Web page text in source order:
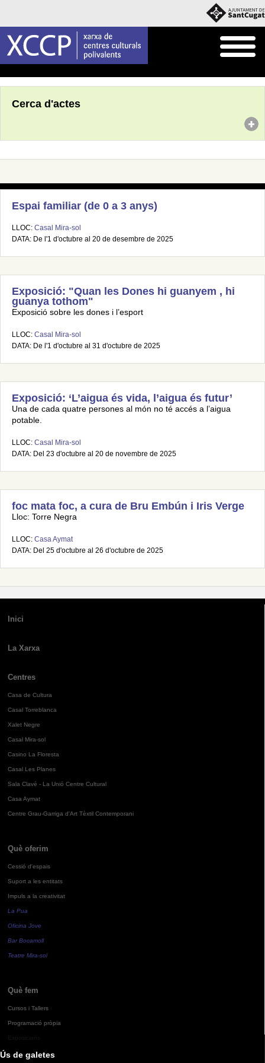
Ús de galetes
Cerca d'actes
Espai familiar (de 0 a 3 anys)
LLOC: Casal Mira-sol
DATA: De l'1 d'octubre al 20 de desembre de 2025
Exposició: "Quan les Dones hi guanyem , hi
guanya tothom"
Exposició sobre les dones i l’esport
LLOC: Casal Mira-sol
DATA: De l'1 d'octubre al 31 d'octubre de 2025
Exposició: ‘L’aigua és vida, l’aigua és futur’
Una de cada quatre persones al món no té accés a l’aigua
potable.
LLOC: Casal Mira-sol
DATA: Del 23 d'octubre al 20 de novembre de 2025
foc mata foc, a cura de Bru Embún i Iris Verge
Lloc: Torre Negra
LLOC: Casa Aymat
DATA: Del 25 d'octubre al 26 d'octubre de 2025
Inici
La Xarxa
Centres
Casa de Cultura
Casal Torreblanca
Xalet Negre
Casal Mira-sol
Casino La Floresta
Casal Les Planes
Sala Clavé - La Unió Centre Cultural
Casa Aymat
Centre Grau-Garriga d'Art Tèxtil Contemporani
Què oferim
Cessió d'espais
Suport a les entitats
Impuls a la creativitat
La Pua
Oficina Jove
Bar Bocamoll
Teatre Mira-sol
Què fem
Cursos i Tallers
Programació pròpia